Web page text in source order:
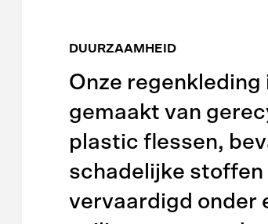
DUURZAAMHEID
Onze regenkleding
gemaakt van
plastic flessen,
schadelijke stoffen
vervaardigd onder